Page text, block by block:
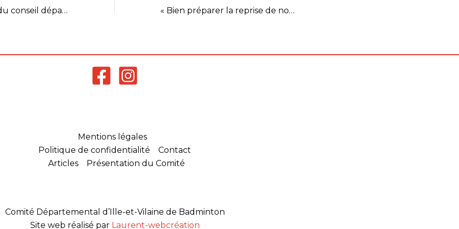
Aide financière du conseil départemental « Bien préparer la reprise de nos clubs »
Mentions légales
Politique de confidentialité
Contact
Articles
Présentation du Comité
Comité Départemental d’Ille-et-Vilaine de Badminton
Site web réalisé par Laurent-webcréation